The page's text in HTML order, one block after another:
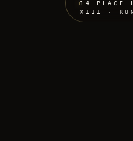
14 PLACE
XIII ·